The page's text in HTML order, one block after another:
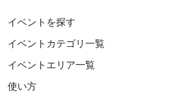
イベントを探す
イベントカテゴリ一覧
イベントエリア一覧
使い方